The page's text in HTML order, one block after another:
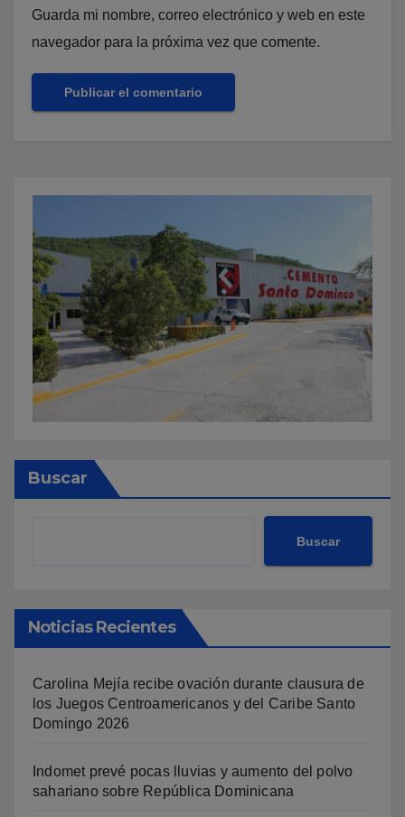
Guarda mi nombre, correo electrónico y web en este
navegador para la próxima vez que comente.
Buscar
Buscar
Noticias Recientes
Carolina Mejía recibe ovación durante clausura de
los Juegos Centroamericanos y del Caribe Santo
Domingo 2026
Indomet prevé pocas lluvias y aumento del polvo
sahariano sobre República Dominicana